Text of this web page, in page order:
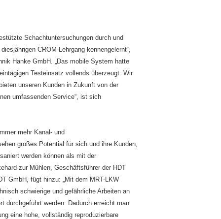
Schachtuntersuchungen durch und
CROM-Lehrgang kennengelernt“,
Hanke GmbH. „Das mobile System hatte
Testeinsatz vollends überzeugt. Wir
unseren Kunden in Zukunft von der
umfassenden Service“, ist sich
mehr Kanal- und
großes Potential für sich und ihre Kunden,
werden können als mit der
zur Mühlen, Geschäftsführer der HDT
GmbH, fügt hinzu: „Mit dem MRT-LKW
schwierige und gefährliche Arbeiten an
durchgeführt werden. Dadurch erreicht man
eine hohe, vollständig reproduzierbare